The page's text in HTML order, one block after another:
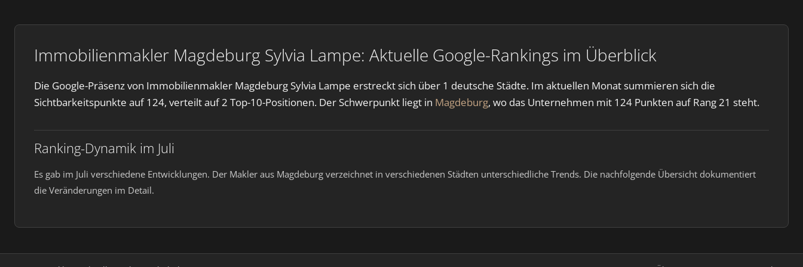
Immobilienmakler Magdeburg Sylvia Lampe: Aktuelle Google-Rankings im Überblick
Die Google-Präsenz von Immobilienmakler Magdeburg Sylvia Lampe erstreckt sich über 1 deutsche Städte. Im aktuellen Monat summieren sich die
Sichtbarkeitspunkte auf 124, verteilt auf 2 Top-10-Positionen. Der Schwerpunkt liegt in Magdeburg, wo das Unternehmen mit 124 Punkten auf Rang 21 steht.
Ranking-Dynamik im Juli
Es gab im Juli verschiedene Entwicklungen. Der Makler aus Magdeburg verzeichnet in verschiedenen Städten unterschiedliche Trends. Die nachfolgende Übersicht dokumentiert
die Veränderungen im Detail.